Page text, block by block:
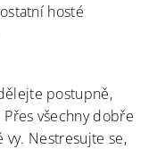
hosté
postupně,
všechny dobře
Nestresujte se,